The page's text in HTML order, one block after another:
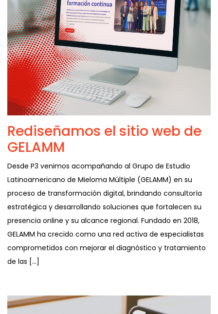
Rediseñamos el sitio web de
GELAMM
Desde P3 venimos acompañando al Grupo de Estudio
Latinoamericano de Mieloma Múltiple (GELAMM) en su
proceso de transformación digital, brindando consultoría
estratégica y desarrollando soluciones que fortalecen su
presencia online y su alcance regional. Fundado en 2018,
GELAMM ha crecido como una red activa de especialistas
comprometidos con mejorar el diagnóstico y tratamiento
de las […]